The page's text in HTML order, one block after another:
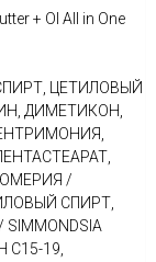
+ OI All in One
ЦЕТИЛОВЫЙ
ДИМЕТИКОН,
/
СПИРТ,
19,